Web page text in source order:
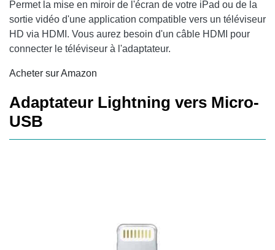
Permet la mise en miroir de l'écran de votre iPad ou de la
sortie vidéo d'une application compatible vers un téléviseur
HD via HDMI. Vous aurez besoin d'un câble HDMI pour
connecter le téléviseur à l'adaptateur.
Acheter sur Amazon
Adaptateur Lightning vers Micro-
USB